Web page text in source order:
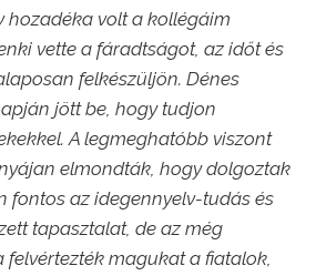
hozadéka volt a kollégáim
vette a fáradtságot, az időt és
felkészüljön. Dénes
jött be, hogy tudjon
A legmeghatóbb viszont
elmondták, hogy dolgoztak
fontos az idegennyelv-tudás és
tapasztalat, de az még
magukat a fiatalok,